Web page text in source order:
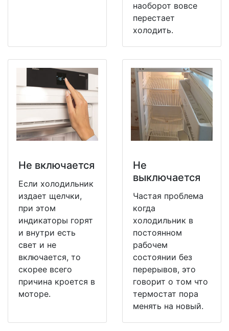
наоборот вовсе
перестает
холодить.
Не включается
Если холодильник
издает щелчки,
при этом
индикаторы горят
и внутри есть
свет и не
включается, то
скорее всего
причина кроется в
моторе.
Не
выключается
Частая проблема
когда
холодильник в
постоянном
рабочем
состоянии без
перерывов, это
говорит о том что
термостат пора
менять на новый.